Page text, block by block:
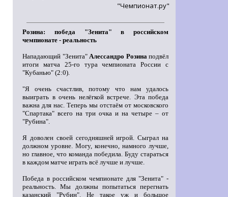
"Чемпионат.ру"
Розина: победа "Зенита" в российском
чемпионате - реальность
Нападающий "Зенита" Алессандро Розинаподвёл
итоги матча 25-го тура чемпионата России с
"Кубанью" (2:0).
"Я очень счастлив, потому что нам удалось
выиграть в очень нелёгкой встрече. Эта победа
важна для нас. Теперь мы отстаём от московского
"Спартака" всего на три очка и на четыре – от
"Рубина".
Я доволен своей сегодняшней игрой. Сыграл на
должном уровне. Могу, конечно, намного лучше,
но главное, что команда победила. Буду стараться
в каждом матче играть всё лучше и лучше.
Победа в российском чемпионате для "Зенита" -
реальность. Мы должны попытаться перегнать
казанский "Рубин". Не такое уж и большое